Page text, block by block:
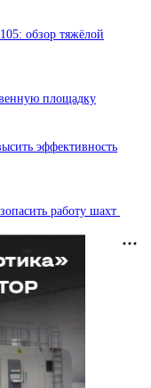
обзор тяжёлой
площадку
эффективность
работу шахт